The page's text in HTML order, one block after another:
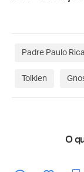
Padre Paulo
Tolkien
O